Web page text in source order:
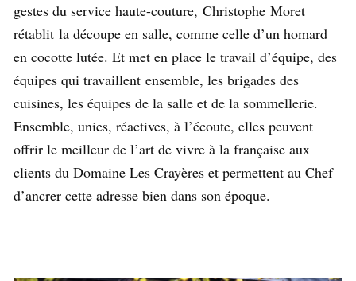
gestes du service haute-couture, Christophe Moret
rétablit la découpe en salle, comme celle d’un homard
en cocotte lutée. Et met en place le travail d’équipe, des
équipes qui travaillent ensemble, les brigades des
cuisines, les équipes de la salle et de la sommellerie.
Ensemble, unies, réactives, à l’écoute, elles peuvent
offrir le meilleur de l’art de vivre à la française aux
clients du Domaine Les Crayères et permettent au Chef
d’ancrer cette adresse bien dans son époque.